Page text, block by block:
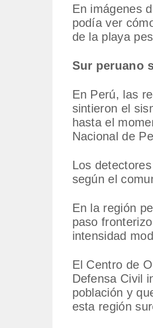
En imágenes
podía ver
de la playa
Sur peruano
En Perú, las
sintieron el
hasta el
Nacional de
Los
según el
En la región
paso
intensidad
El Centro de
Defensa Civil
población y
esta región